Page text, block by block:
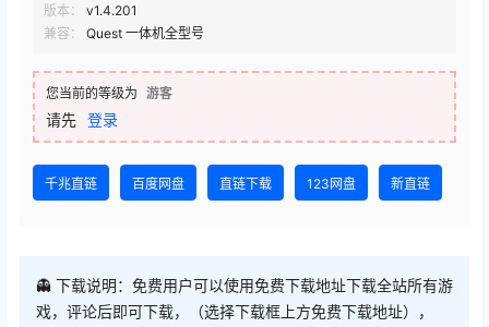
版本：
v1.4.201
兼容：
Quest 一体机全型号
您当前的等级为 游客
请先 登录
千兆直链 百度网盘 直链下载 123网盘 新直链
👻 下载说明：免费用户可以使用免费下载地址下载全站所有游
戏，评论后即可下载，（选择下载框上方免费下载地址），